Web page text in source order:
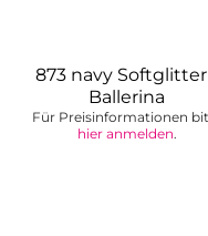
873 navy
Ballerina
Für Preisinformationen
hier anmelden.